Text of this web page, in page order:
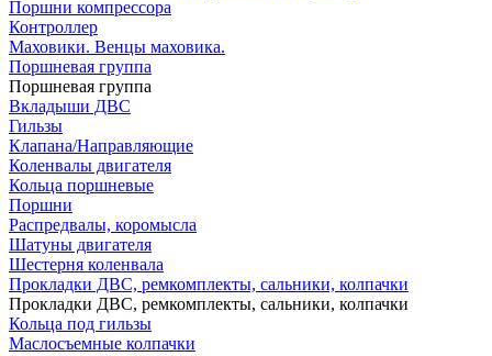
Поршни компрессора
Контроллер
Маховики. Венцы маховика.
Поршневая группа
Поршневая группа
Вкладыши ДВС
Гильзы
Клапана/Направляющие
Коленвалы двигателя
Кольца поршневые
Поршни
Распредвалы, коромысла
Шатуны двигателя
Шестерня коленвала
Прокладки ДВС, ремкомплекты, сальники, колпачки
Прокладки ДВС, ремкомплекты, сальники, колпачки
Кольца под гильзы
Маслосъемные колпачки